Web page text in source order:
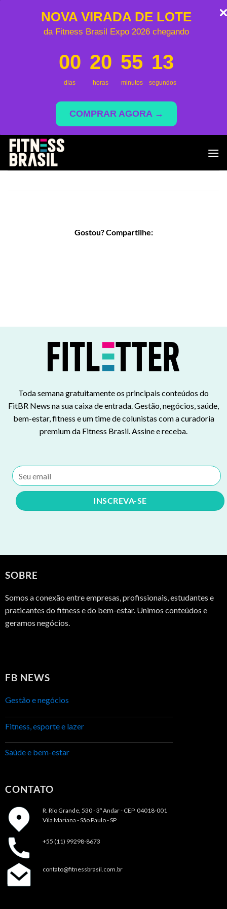
NOVA VIRADA DE LOTE
da Fitness Brasil Expo 2026 chegando
00
dias
20
horas
55
minutos
13
segundos
COMPRAR AGORA →
Skip
content
Gostou? Compartilhe:
Toda semana gratuitamente os principais conteúdos do
FitBR News na sua caixa de entrada. Gestão, negócios, saúde,
bem-estar, fitness e um time de colunistas com a curadoria
premium da Fitness Brasil. Assine e receba.
SOBRE
Somos a conexão entre empresas, profissionais, estudantes e
praticantes do fitness e do bem-estar. Unimos conteúdos e
geramos negócios.
FB NEWS
Gestão e negócios
Fitness, esporte e lazer
Saúde e bem-estar
CONTATO
R. Rio Grande, 530 - 3º Andar - CEP 04018-001
Vila Mariana - São Paulo - SP
+55 (11) 99298-8673
contato@fitnessbrasil.com.br